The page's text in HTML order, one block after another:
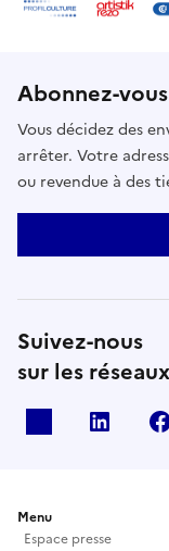
Abonnez-
Vous décidez des
arrêter. Votre
ou revendue à des
Suivez-nous
sur les
Menu
Espace presse